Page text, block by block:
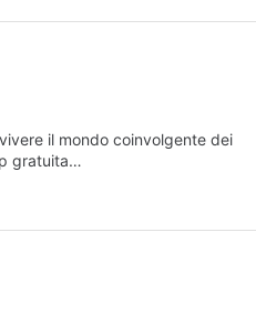
il mondo coinvolgente dei
gratuita…